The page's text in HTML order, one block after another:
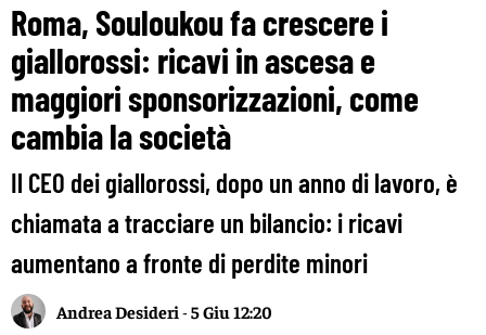
Roma, Souloukou fa crescere i
giallorossi: ricavi in ascesa e
maggiori sponsorizzazioni, come
cambia la società
Il CEO dei giallorossi, dopo un anno di lavoro, è
chiamata a tracciare un bilancio: i ricavi
aumentano a fronte di perdite minori
Andrea Desideri -5 Giu 12:20